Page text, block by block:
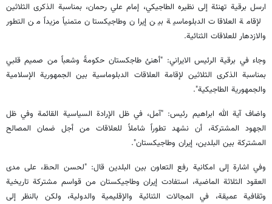
ارسل برقية تهنئة إلى نظيره الطاجيكي، إمام علي رحمان، بمناسبة الذكرى الثلاثين
لإقامة العلاقات الدبلوماسية بين إيران وطاجيكستان متمنياً مزيداً من التطور
والازدهار للعلاقات الثنائية.
وجاء في برقية الرئيس الايراني: "أهنئ طاجكستان حكومةً وشعباً من صميم قلبي
بمناسبة الذكرى الثلاثين لإقامة العلاقات الدبلوماسية بين الجمهورية الإسلامية
والجمهورية الطاجيكية".
واضاف آية الله ابراهيم رئيس: "آمل، في ظل الإرادة السياسية القائمة وفي ظل
الجهود المشتركة، أن نشهد تطوراً شاملاً للعلاقات من أجل ضمان المصالح
المشتركة بين البلدين، إيران وطاجيكستان".
وفي اشارة إلى امكانية رفع التعاون بين البلدين قال: "لحسن الحظ، على مدى
العقود الثلاثة الماضية، استفادت إيران وطاجيكستان من قواسم مشتركة تاريخية
وثقافية عميقة، في المجالات الثنائية والإقليمية والدولية، ولكن بالنظر إلى